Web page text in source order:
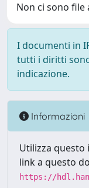
Non ci sono
I documenti in
tutti i diritti
indicazione.
Informazioni
Utilizza
link a questo
https://